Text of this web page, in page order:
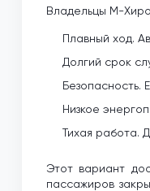
Владельцы М-
Плавный ход.
Долгий срок
Безопасность.
Низкое
Тихая работа.
Этот вариант
пассажиров